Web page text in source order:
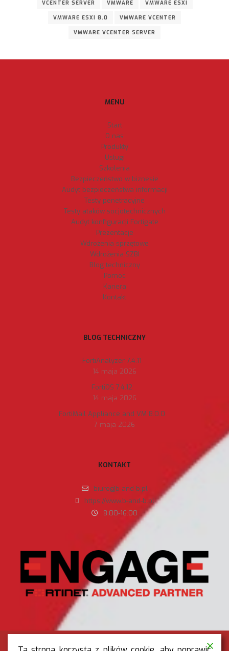
VCENTER SERVER VMWARE VMWARE ESXI
VMWARE ESXI 8.0 VMWARE VCENTER
VMWARE VCENTER SERVER
MENU
Start
O nas
Produkty
Usługi
Szkolenia
Bezpieczeństwo w biznesie
Audyt bezpieczeństwa informacji
Testy penetracyjne
Testy ataków socjotechnicznych
Audyt konfiguracji Fortigate
Prezentacje
Wdrożenia sprzętowe
Wdrożenia SZBI
Blog techniczny
Pomoc
Kariera
Kontakt
BLOG TECHNICZNY
FortiAnalyzer 7.4.11
14 maja 2026
FortiOS 7.4.12
14 maja 2026
FortiMail Appliance and VM 8.0.0
7 maja 2026
KONTAKT
biuro@b-and-b.pl
https://www.b-and-b.pl
8:00-16:00